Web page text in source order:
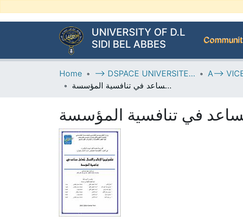
UNIVERSITY OF D.L
SIDI BEL ABBES
Home --> DSPACE UNIVERSITE DJILALLI LIABES DE SIDI BEL ABBES
تكنولوجيا الإعلام والاتصال كعامل مساعد في تنافسية المؤسسة
مساعد في تنافسية المؤسسة